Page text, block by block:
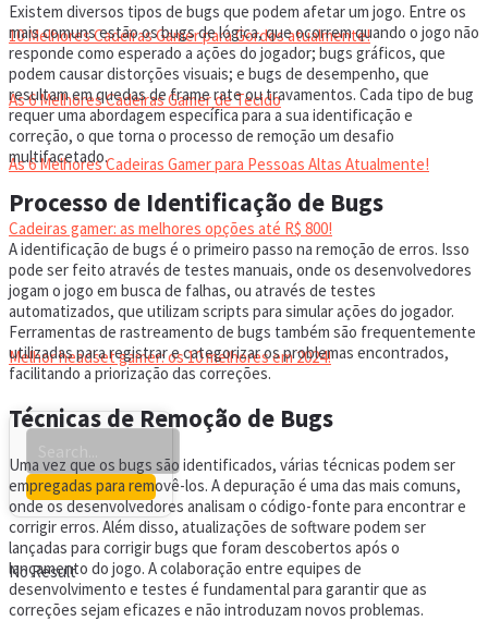
10 Melhores Cadeiras Gamer para Gordos atualmente!
As 6 Melhores Cadeiras Gamer de Tecido
As 6 Melhores Cadeiras Gamer para Pessoas Altas Atualmente!
Cadeiras gamer: as melhores opções até R$ 800!
HEADSET
Melhor headset gamer: os 10 melhores em 2024!
No Result
Existem diversos tipos de bugs que podem afetar um jogo. Entre os
mais comuns estão os bugs de lógica, que ocorrem quando o jogo não
responde como esperado a ações do jogador; bugs gráficos, que
podem causar distorções visuais; e bugs de desempenho, que
resultam em quedas de frame rate ou travamentos. Cada tipo de bug
requer uma abordagem específica para a sua identificação e
correção, o que torna o processo de remoção um desafio
multifacetado.
Processo de Identificação de Bugs
A identificação de bugs é o primeiro passo na remoção de erros. Isso
pode ser feito através de testes manuais, onde os desenvolvedores
jogam o jogo em busca de falhas, ou através de testes
automatizados, que utilizam scripts para simular ações do jogador.
Ferramentas de rastreamento de bugs também são frequentemente
utilizadas para registrar e categorizar os problemas encontrados,
facilitando a priorização das correções.
Técnicas de Remoção de Bugs
Uma vez que os bugs são identificados, várias técnicas podem ser
empregadas para removê-los. A depuração é uma das mais comuns,
onde os desenvolvedores analisam o código-fonte para encontrar e
corrigir erros. Além disso, atualizações de software podem ser
lançadas para corrigir bugs que foram descobertos após o
lançamento do jogo. A colaboração entre equipes de
desenvolvimento e testes é fundamental para garantir que as
correções sejam eficazes e não introduzam novos problemas.